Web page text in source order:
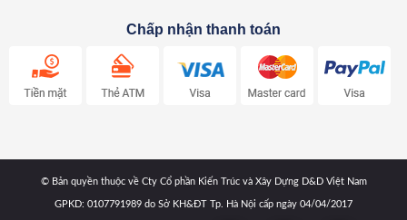
Chấp nhận thanh toán
© Bản quyền thuộc về Cty Cổ phần Kiến Trúc và Xây Dựng D&D Việt Nam
GPKD: 0107791989 do Sở KH&ĐT Tp. Hà Nội cấp ngày 04/04/2017